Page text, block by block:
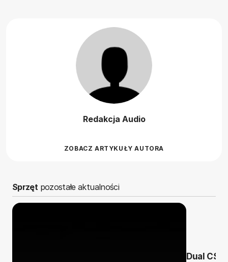
Redakcja Audio
ZOBACZ ARTYKUŁY AUTORA
Sprzętpozostałe aktualności
Dual CS